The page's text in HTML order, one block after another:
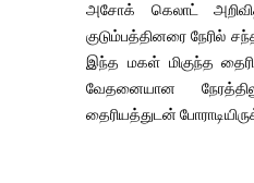
அசோக் கெலாட்
குடும்பத்தினரை நேரில்
இந்த மகள் மிகுந்த
வேதனையான
தைரியத்துடன்